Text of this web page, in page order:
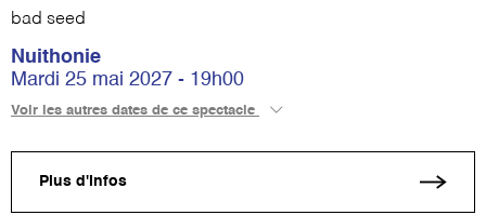
bad seed
Nuithonie
Mardi 25 mai 2027 - 19h00
Voir les autres dates de ce spectacle
Plus d'infos